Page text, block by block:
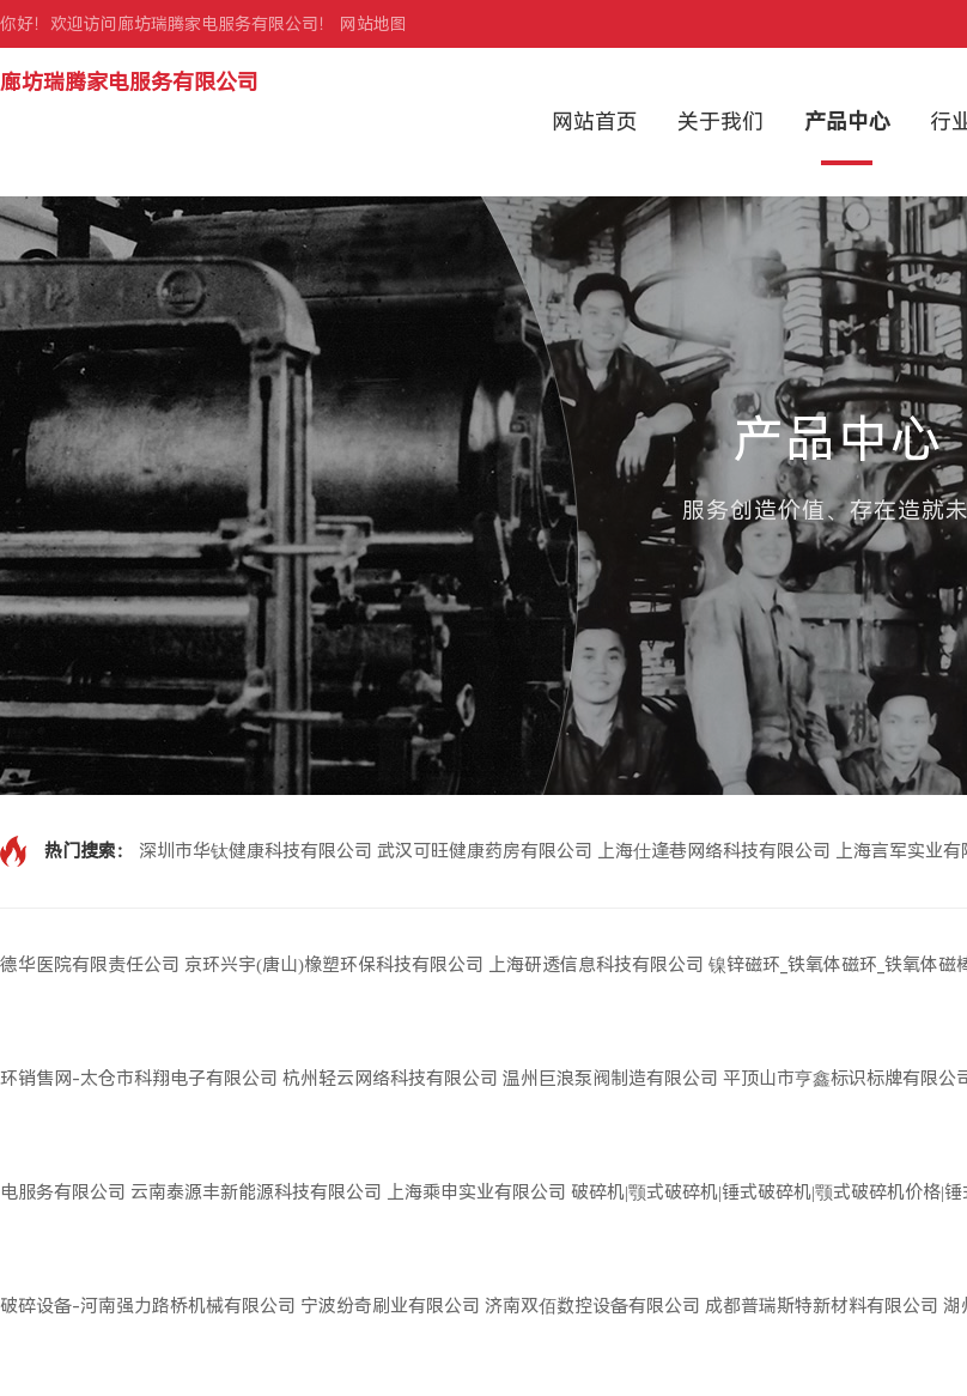
你好！欢迎访问廊坊瑞腾家电服务有限公司！ 网站地图
廊坊瑞腾家电服务有限公司
网站首页
关于我们 产品中心 行
产品中心
服务创造价值、存在造就
热门搜索： 深圳市华钛健康科技有限公司 武汉可旺健康药房有限公司 上海仕逢巷网络科技有限公司 上海言军实业有
德华医院有限责任公司 京环兴宇(唐山)橡塑环保科技有限公司 上海研透信息科技有限公司 镍锌磁环_铁氧体磁环_铁氧体磁
环销售网-太仓市科翔电子有限公司 杭州轻云网络科技有限公司 温州巨浪泵阀制造有限公司 平顶山市亨鑫标识标牌有限公
电服务有限公司 云南泰源丰新能源科技有限公司 上海乘申实业有限公司 破碎机|颚式破碎机|锤式破碎机|颚式破碎机价格|
破碎设备-河南强力路桥机械有限公司 宁波纷奇刷业有限公司 济南双佰数控设备有限公司 成都普瑞斯特新材料有限公司 湖